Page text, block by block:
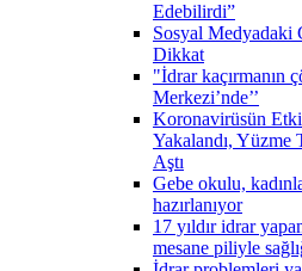
Edebilirdi”
Sosyal Medyadaki
Dikkat
"İdrar kaçırmanın
Merkezi’nde’’
Koronavirüsün
Yakalandı, Yüzme
Aştı
Gebe okulu,
hazırlanıyor
17 yıldır idrar
mesane piliyle